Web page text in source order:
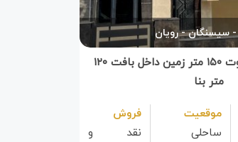
سیسنگان رویان
فروش ویلا نیم پیلوت ۱۵۰ متر زمین داخل بافت ۱۲۰
متر بنا
موقعیت
ساحلی
فروش
نقد و